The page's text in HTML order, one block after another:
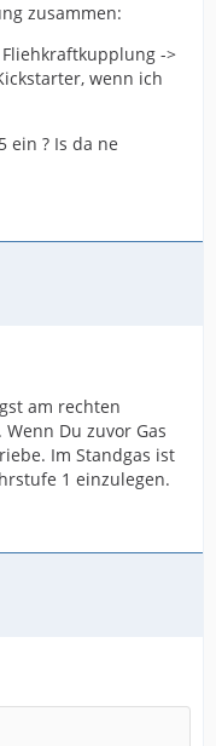
zusammen:
->
wenn ich
ein ? Is da ne
am rechten
Du zuvor Gas
Im Standgas ist
1 einzulegen.